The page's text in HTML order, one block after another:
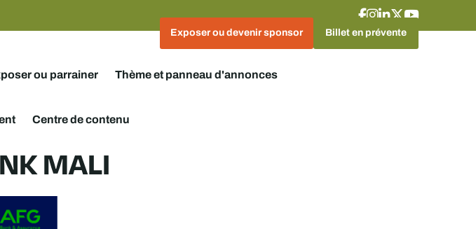
Exposer ou devenir sponsor Billet en prévente
ou parrainer Thème et panneau d'annonces
Centre de contenu
MALI